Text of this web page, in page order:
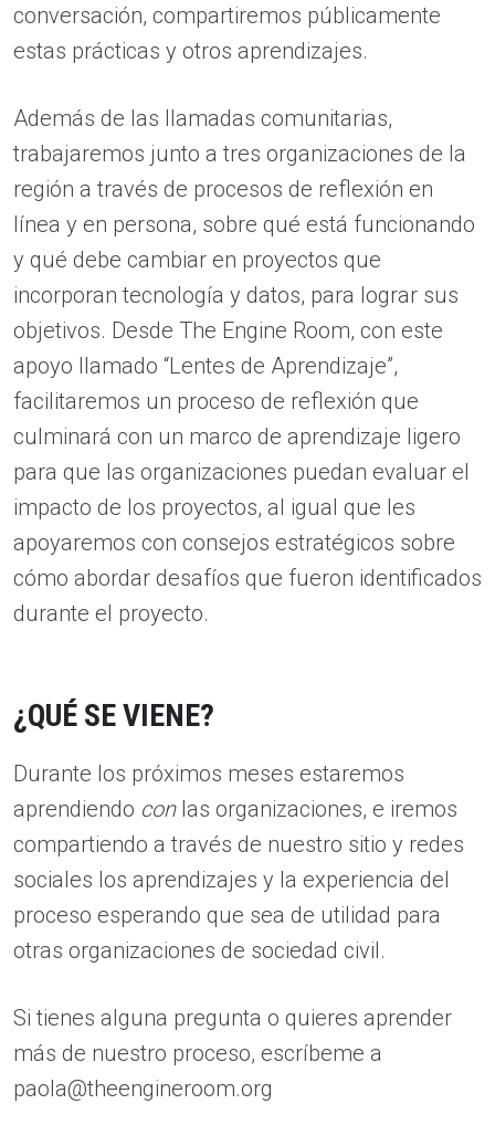
conversación, compartiremos públicamente
estas prácticas y otros aprendizajes.
Además de las llamadas comunitarias,
trabajaremos junto a tres organizaciones de la
región a través de procesos de reflexión en
línea y en persona, sobre qué está funcionando
y qué debe cambiar en proyectos que
incorporan tecnología y datos, para lograr sus
objetivos. Desde The Engine Room, con este
apoyo llamado “Lentes de Aprendizaje”,
facilitaremos un proceso de reflexión que
culminará con un marco de aprendizaje ligero
para que las organizaciones puedan evaluar el
impacto de los proyectos, al igual que les
apoyaremos con consejos estratégicos sobre
cómo abordar desafíos que fueron identificados
durante el proyecto.
¿QUÉ SE VIENE?
Durante los próximos meses estaremos
aprendiendo con las organizaciones, e iremos
compartiendo a través de nuestro sitio y redes
sociales los aprendizajes y la experiencia del
proceso esperando que sea de utilidad para
otras organizaciones de sociedad civil.
Si tienes alguna pregunta o quieres aprender
más de nuestro proceso, escríbeme a
paola@theengineroom.org